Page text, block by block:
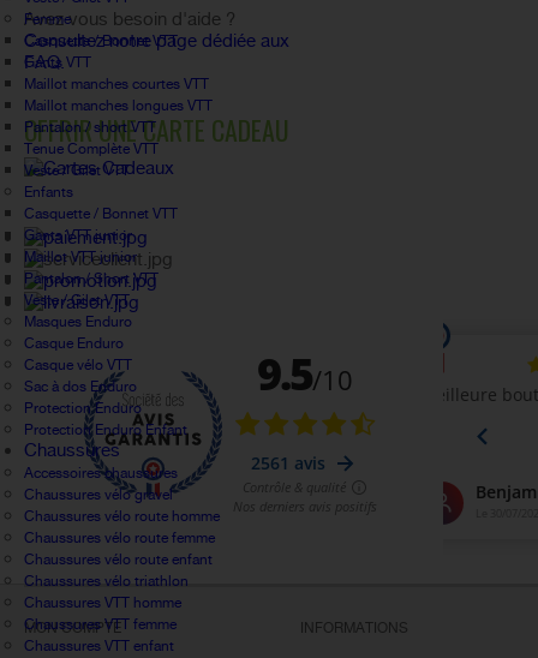
Femme
Casquette / Bonnet VTT
Gants VTT
Maillot manches courtes VTT
Maillot manches longues VTT
Pantalon / short VTT
Tenue Complète VTT
Veste / Gilet VTT
Enfants
Casquette / Bonnet VTT
Gants VTT junior
Maillot VTT junior
Pantalon / Short VTT
Veste / Gilet VTT
Masques Enduro
Casque Enduro
Casque vélo VTT
Sac à dos Enduro
Protection Enduro
Protection Enduro Enfant
Chaussures
Accessoires chaussures
Chaussures vélo gravel
Chaussures vélo route homme
Chaussures vélo route femme
Chaussures vélo route enfant
Chaussures vélo triathlon
Chaussures VTT homme
Chaussures VTT femme
Chaussures VTT enfant
Avez vous besoin d'aide ?
Consultez notre page dédiée aux
FAQ.
OFFRIR UNE CARTE CADEAU
MON COMPTE INFORMATIONS